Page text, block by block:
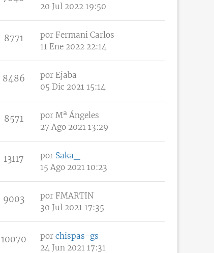
20 Jul 2022 19:50
8771 por Fermani Carlos
11 Ene 2022 22:14
8486 por Ejaba
05 Dic 2021 15:14
8571 por Mª Ángeles
27 Ago 2021 13:29
13117 por Saka_
15 Ago 2021 10:23
9003 por FMARTIN
30 Jul 2021 17:35
10070 por chispas-gs
24 Jun 2021 17:31